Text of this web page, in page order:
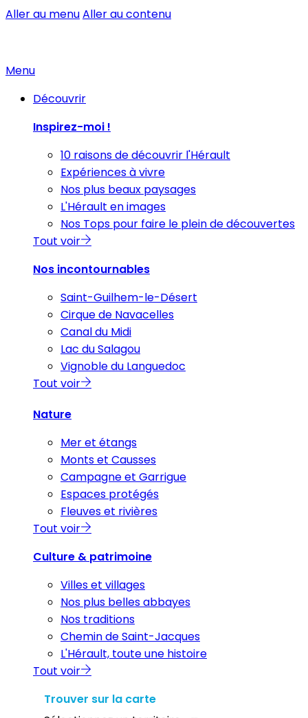
Aller au menuAller au contenu
Menu
Découvrir
Inspirez-moi !
10 raisons de découvrir l'Hérault
Expériences à vivre
Nos plus beaux paysages
L'Hérault en images
Nos Tops pour faire le plein de découvertes
Tout voir
Nos incontournables
Saint-Guilhem-le-Désert
Cirque de Navacelles
Canal du Midi
Lac du Salagou
Vignoble du Languedoc
Tout voir
Nature
Mer et étangs
Monts et Causses
Campagne et Garrigue
Espaces protégés
Fleuves et rivières
Tout voir
Culture & patrimoine
Villes et villages
Nos plus belles abbayes
Nos traditions
Chemin de Saint-Jacques
L'Hérault, toute une histoire
Tout voir
Trouver sur la carte